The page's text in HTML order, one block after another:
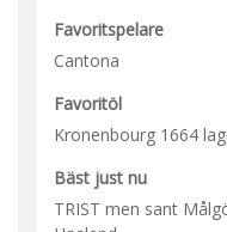
Favoritspelare
Cantona
Favoritöl
Kronenbourg 1664
Bäst just nu
TRIST men sant